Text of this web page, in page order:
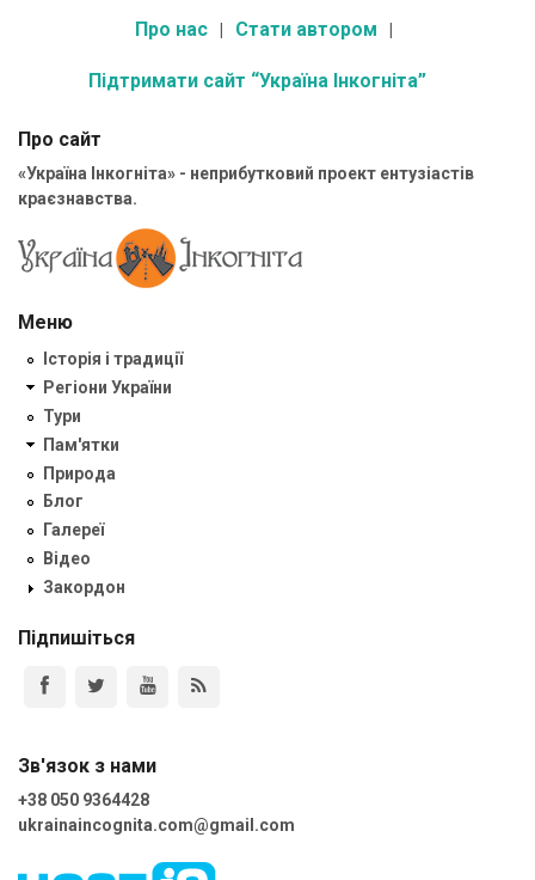
Про нас Стати автором
Підтримати сайт “Україна Інкогніта”
Про сайт
«Україна Інкогніта» - неприбутковий проект ентузіастів
краєзнавства.
Меню
Історія і традиції
Регіони України
Тури
Пам'ятки
Природа
Блог
Галереї
Відео
Закордон
Підпишіться
Зв'язок з нами
+38 050 9364428
ukrainaincognita.com@gmail.com